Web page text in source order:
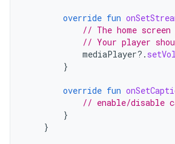
override fun
// The home
// Your player
mediaPlayer?.
}
override fun
// enable/disable
}
}